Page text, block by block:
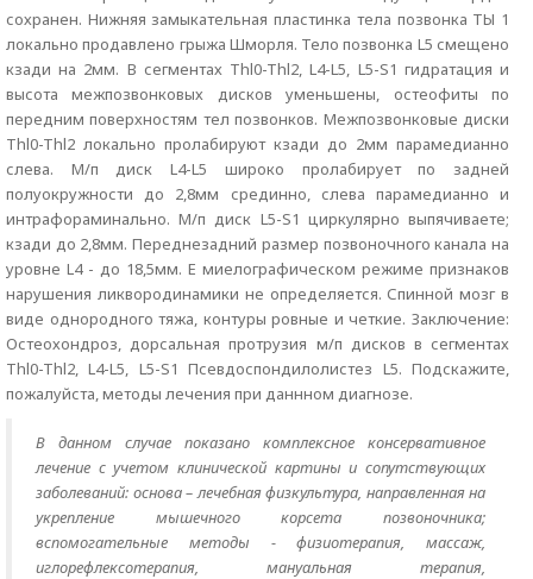
сохранен. Нижняя замыкательная пластинка тела позвонка ТЫ 1
локально продавлено грыжа Шморля. Тело позвонка L5 смещено
кзади на 2мм. В сегментах Thl0-Thl2, L4-L5, L5-S1 гидратация и
высота межпозвонковых дисков уменьшены, остеофиты по
передним поверхностям тел позвонков. Межпозвонковые диски
Thl0-Thl2 локально пролабируют кзади до 2мм парамедианно
слева. М/п диск L4-L5 широко пролабирует по задней
полуокружности до 2,8мм срединно, слева парамедианно и
интрафораминально. М/п диск L5-S1 циркулярно выпячиваете;
кзади до 2,8мм. Переднезадний размер позвоночного канала на
уровне L4 - до 18,5мм. Е миелографическом режиме признаков
нарушения ликвородинамики не определяется. Спинной мозг в
виде однородного тяжа, контуры ровные и четкие. Заключение:
Остеохондроз, дорсальная протрузия м/п дисков в сегментах
Thl0-Thl2, L4-L5, L5-S1 Псевдоспондилолистез L5. Подскажите,
пожалуйста, методы лечения при даннном диагнозе.
В данном случае показано комплексное консервативное
лечение с учетом клинической картины и сопутствующих
заболеваний: основа – лечебная физкультура, направленная на
укрепление мышечного корсета позвоночника;
вспомогательные методы - физиотерапия, массаж,
иглорефлексотерапия, мануальная терапия,